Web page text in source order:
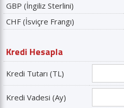
GBP (İngiliz Sterlini)
CHF (İsviçre Frangı)
Kredi Hesapla
Kredi Tutarı (TL)
Kredi Vadesi (Ay)